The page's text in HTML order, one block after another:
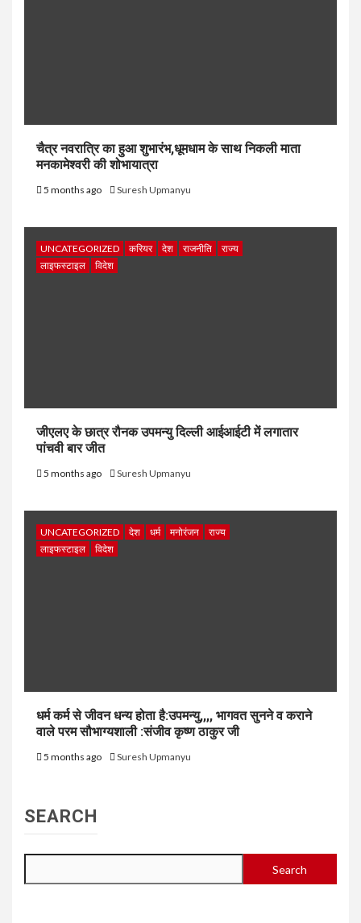
चैत्र नवरात्रि का हुआ शुभारंभ,धूमधाम के साथ निकली माता
मनकामेश्वरी की शोभायात्रा
5 months ago Suresh Upmanyu
UNCATEGORIZED करियर देश राजनीति
राज्य
लाइफस्टाइल
विदेश
जीएलए के छात्र रौनक उपमन्यु दिल्ली आईआईटी में लगातार
पांचवी बार जीत
5 months ago Suresh Upmanyu
UNCATEGORIZED देश धर्म मनोरंजन
राज्य
लाइफस्टाइल
विदेश
धर्म कर्म से जीवन धन्य होता है:उपमन्यु,,,, भागवत सुनने व कराने
वाले परम सौभाग्यशाली :संजीव कृष्ण ठाकुर जी
5 months ago Suresh Upmanyu
SEARCH
Search